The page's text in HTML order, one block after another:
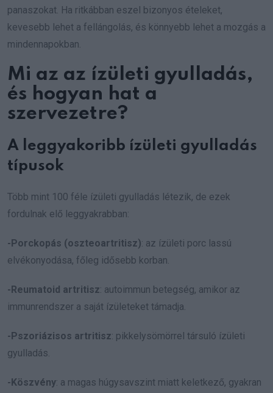
panaszokat. Ha ritkábban eszel bizonyos ételeket,
kevesebb lehet a fellángolás, és könnyebb lehet a mozgás a
mindennapokban.
Mi az az ízületi gyulladás,
és hogyan hat a
szervezetre?
A leggyakoribb ízületi gyulladás
típusok
Több mint 100 féle ízületi gyulladás létezik, de ezek
fordulnak elő leggyakrabban:
-Porckopás (oszteoartritisz): az ízületi porc lassú
elvékonyodása, főleg idősebb korban.
-Reumatoid artritisz: autoimmun betegség, amikor az
immunrendszer a saját ízületeket támadja.
-Pszoriázisos artritisz: pikkelysömörrel társuló ízületi
gyulladás.
-Köszvény: a magas húgysavszint miatt keletkező, gyakran